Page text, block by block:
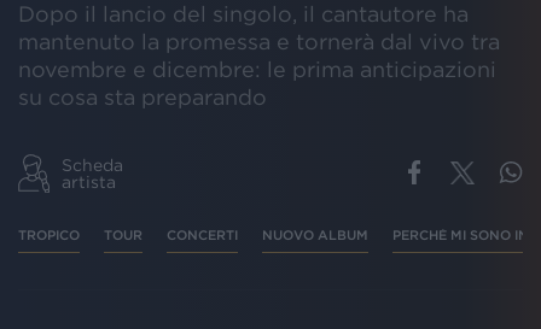
Dopo il lancio del singolo, il cantautore ha
mantenuto la promessa e tornerà dal vivo tra
novembre e dicembre: le prima anticipazioni
su cosa sta preparando
Scheda
artista
TROPICO TOUR CONCERTI NUOVO ALBUM PERCHÉ MI SONO